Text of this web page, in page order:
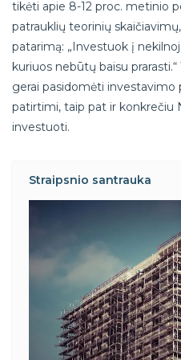
tikėti apie 8-12 proc. metinio
patrauklių teorinių
patarimą: „Investuok į
kuriuos nebūtų baisu
gerai pasidomėti
patirtimi, taip pat ir konkrečiu
investuoti.
Straipsnio santrauka